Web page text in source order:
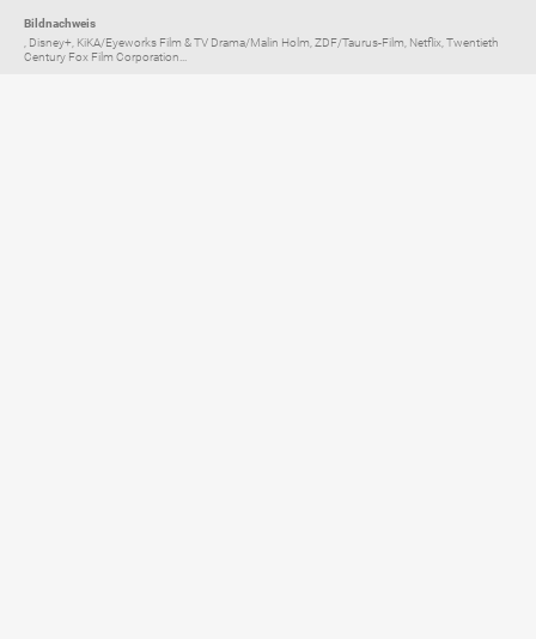
Bildnachweis
, Disney+, KiKA/Eyeworks Film & TV Drama/Malin Holm, ZDF/Taurus-Film, Netflix, Twentieth
Century Fox Film Corporation...